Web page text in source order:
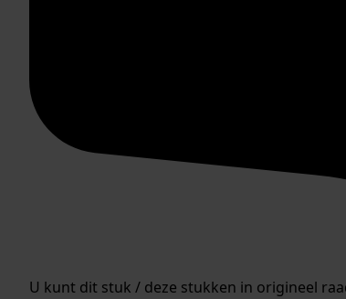
U kunt dit stuk / deze stukken in origineel